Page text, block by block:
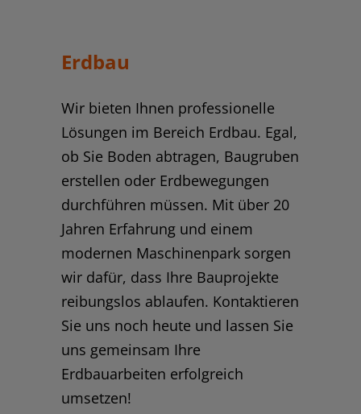
Erdbau
Wir bieten Ihnen professionelle
Lösungen im Bereich Erdbau. Egal,
ob Sie Boden abtragen, Baugruben
erstellen oder Erdbewegungen
durchführen müssen. Mit über 20
Jahren Erfahrung und einem
modernen Maschinenpark sorgen
wir dafür, dass Ihre Bauprojekte
reibungslos ablaufen. Kontaktieren
Sie uns noch heute und lassen Sie
uns gemeinsam Ihre
Erdbauarbeiten erfolgreich
umsetzen!